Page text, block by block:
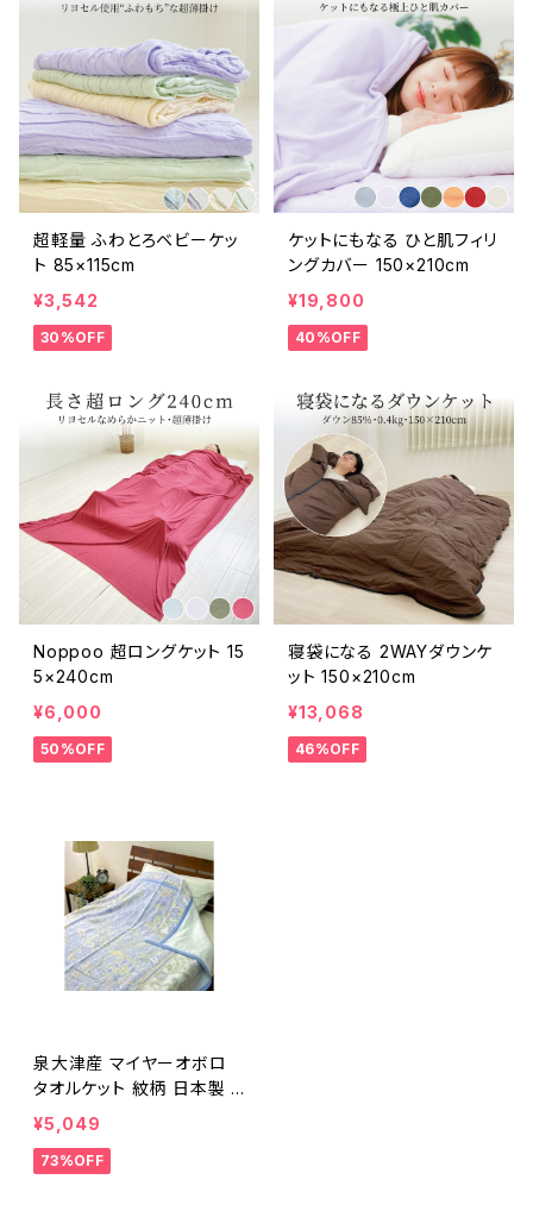
超軽量 ふわとろベビーケッ
ト 85×115cm
¥3,542
30%OFF
ケットにもなる ひと肌フィリ
ングカバー 150×210cm
¥19,800
40%OFF
Noppoo 超ロングケット 15
5×240cm
¥6,000
50%OFF
寝袋になる 2WAYダウンケ
ット 150×210cm
¥13,068
46%OFF
泉大津産 マイヤーオボロ
タオルケット 紋柄 日本製 1
40×200cm
¥5,049
73%OFF